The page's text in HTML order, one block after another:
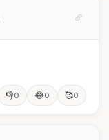
👎0 😂0 🥰0